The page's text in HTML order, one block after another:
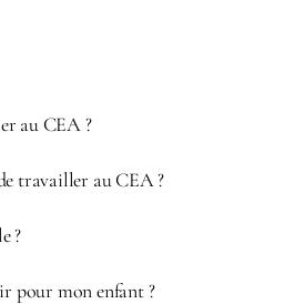
au CEA ?
travailler au CEA ?
?
pour mon enfant ?